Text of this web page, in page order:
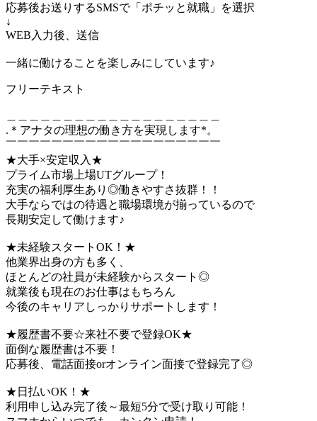
応募後お送りするSMSで「ポチッと就職」を選択
↓
WEB入力後、送信
一緒に働けることを楽しみにしています♪
フリーテキスト
.＊アナタの理想の働き方を実現します*。
￣￣￣￣￣￣￣￣￣￣￣￣￣￣￣￣￣￣￣
★大手×安定収入★
プライム市場上場UTグループ！
充実の福利厚生あり◎働きやすさ抜群！！
大手ならではの待遇と職場環境が揃っているので
長期安定して働けます♪
★未経験スタートOK！★
他業界出身の方も多く、
ほとんどの社員が未経験からスタート◎
就業後も現在のお仕事はもちろん
今後のキャリアしっかりサポートします！
★履歴書不要☆来社不要で登録OK★
面倒な履歴書は不要！
応募後、電話面接orオンライン面接で登録完了◎
★日払いOK！★
利用申し込み完了後～最短5分で受け取り可能！